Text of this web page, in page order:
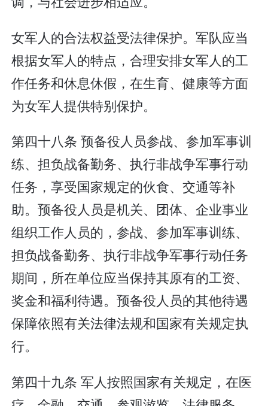
女军人的合法权益受法律保护。军队应当
根据女军人的特点，合理安排女军人的工
作任务和休息休假，在生育、健康等方面
为女军人提供特别保护。
第四十八条 预备役人员参战、参加军事训
练、担负战备勤务、执行非战争军事行动
任务，享受国家规定的伙食、交通等补
助。预备役人员是机关、团体、企业事业
组织工作人员的，参战、参加军事训练、
担负战备勤务、执行非战争军事行动任务
期间，所在单位应当保持其原有的工资、
奖金和福利待遇。预备役人员的其他待遇
保障依照有关法律法规和国家有关规定执
行。
第四十九条 军人按照国家有关规定，在医